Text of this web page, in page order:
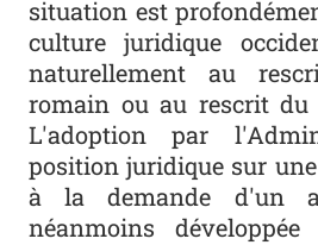
situation est
culture juridique
naturellement au
romain ou au rescrit du
L'adoption par
position juridique sur
à la demande d'un
néanmoins